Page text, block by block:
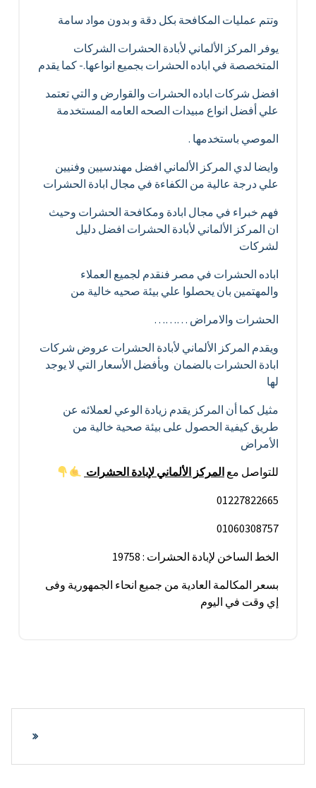
وتتم عمليات المكافحة بكل دقة و بدون مواد سامة
يوفر المركز الألماني لأبادة الحشرات الشركات
المتخصصة في اباده الحشرات بجميع انواعها.- كما يقدم
افضل شركات اباده الحشرات والقوارض و التي تعتمد
علي أفضل انواع مبيدات الصحه العامه المستخدمة
الموصي باستخدمها .
وايضا لدي المركز الألماني افضل مهندسيين وفنيين
علي درجة عالية من الكفاءة في مجال ابادة الحشرات
فهم خبراء في مجال ابادة ومكافحة الحشرات وحيث
ان المركز الألماني لأبادة الحشرات افضل دليل
لشركات
اباده الحشرات في مصر فنقدم لجميع العملاء
والمهتمين بان يحصلوا علي بيئة صحيه خالية من
الحشرات والامراض ………
ويقدم المركز الألماني لأبادة الحشرات عروض شركات
ابادة الحشرات بالضمان وبأفضل الأسعار التي لا يوجد
لها
مثيل كما أن المركز يقدم زيادة الوعي لعملائه عن
طريق كيفية الحصول على بيئة صحية خالية من
الأمراض
للتواصل معالمركز الألمانيلإبادةالحشرات
01227822665
01060308757
الخط الساخن لإبادة الحشرات : 19758
بسعر المكالمة العادية من جميع انحاء الجمهورية وفى
إي وقت في اليوم